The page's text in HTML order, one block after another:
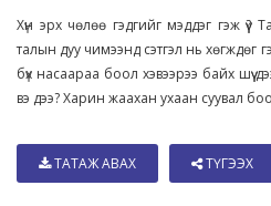
Хүн эрх чөлөө гэдгийг мэддэг гэж үү?
талын дуу чимээнд сэтгэл нь хөгждөг
бүх насаараа боол хэвээрээ байх шүү
вэ дээ? Харин жаахан ухаан суувал
ТАТАЖ АВАХ ТҮГЭЭХ